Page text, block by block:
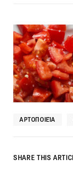
ΑΡΤΟΠΟΙΕΊΑ
SHARE THIS